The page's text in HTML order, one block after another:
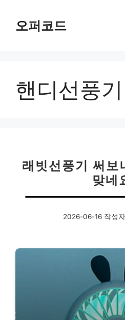
오퍼코드
핸디선풍기
래빗선풍기 써보
맞네
2026-06-16 작성